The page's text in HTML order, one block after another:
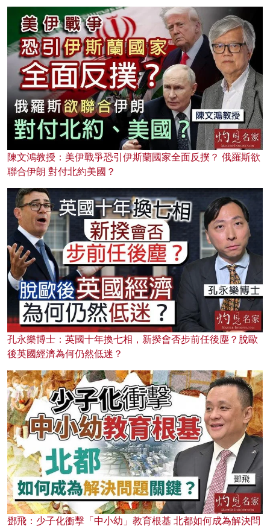
陳文鴻教授：美伊戰爭恐引伊斯蘭國家全面反撲？ 俄羅斯欲
聯合伊朗 對付北約美國？
孔永樂博士：英國十年換七相，新揆會否步前任後塵？脫歐
後英國經濟為何仍然低迷？
鄧飛：少子化衝擊「中小幼」教育根基 北都如何成為解決問